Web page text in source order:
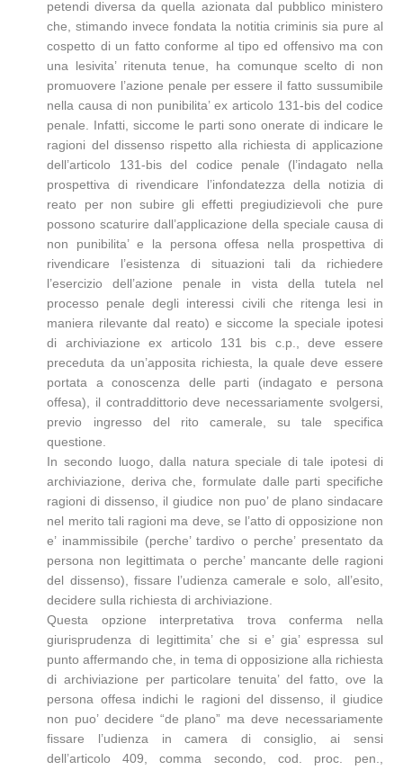
petendi diversa da quella azionata dal pubblico ministero
che, stimando invece fondata la notitia criminis sia pure al
cospetto di un fatto conforme al tipo ed offensivo ma con
una lesivita’ ritenuta tenue, ha comunque scelto di non
promuovere l’azione penale per essere il fatto sussumibile
nella causa di non punibilita’ ex articolo 131-bis del codice
penale. Infatti, siccome le parti sono onerate di indicare le
ragioni del dissenso rispetto alla richiesta di applicazione
dell’articolo 131-bis del codice penale (l’indagato nella
prospettiva di rivendicare l’infondatezza della notizia di
reato per non subire gli effetti pregiudizievoli che pure
possono scaturire dall’applicazione della speciale causa di
non punibilita’ e la persona offesa nella prospettiva di
rivendicare l’esistenza di situazioni tali da richiedere
l’esercizio dell’azione penale in vista della tutela nel
processo penale degli interessi civili che ritenga lesi in
maniera rilevante dal reato) e siccome la speciale ipotesi
di archiviazione ex articolo 131 bis c.p., deve essere
preceduta da un’apposita richiesta, la quale deve essere
portata a conoscenza delle parti (indagato e persona
offesa), il contraddittorio deve necessariamente svolgersi,
previo ingresso del rito camerale, su tale specifica
questione.
In secondo luogo, dalla natura speciale di tale ipotesi di
archiviazione, deriva che, formulate dalle parti specifiche
ragioni di dissenso, il giudice non puo’ de plano sindacare
nel merito tali ragioni ma deve, se l’atto di opposizione non
e’ inammissibile (perche’ tardivo o perche’ presentato da
persona non legittimata o perche’ mancante delle ragioni
del dissenso), fissare l’udienza camerale e solo, all’esito,
decidere sulla richiesta di archiviazione.
Questa opzione interpretativa trova conferma nella
giurisprudenza di legittimita’ che si e’ gia’ espressa sul
punto affermando che, in tema di opposizione alla richiesta
di archiviazione per particolare tenuita’ del fatto, ove la
persona offesa indichi le ragioni del dissenso, il giudice
non puo’ decidere “de plano” ma deve necessariamente
fissare l’udienza in camera di consiglio, ai sensi
dell’articolo 409, comma secondo, cod. proc. pen.,